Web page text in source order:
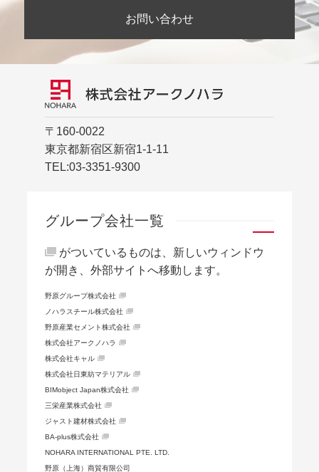
お問い合わせ
〒160-0022
東京都新宿区新宿1-1-11
TEL:03-3351-9300
グループ会社一覧
がついているものは、新しいウィンドウ
が開き、外部サイトへ移動します。
野原グループ株式会社
ノハラスチール株式会社
野原産業セメント株式会社
株式会社アークノハラ
株式会社キャル
株式会社日東紡マテリアル
BIMobject Japan株式会社
三栄産業株式会社
ジャスト建材株式会社
BA-plus株式会社
NOHARA INTERNATIONAL PTE. LTD.
野原（上海）商貿有限公司